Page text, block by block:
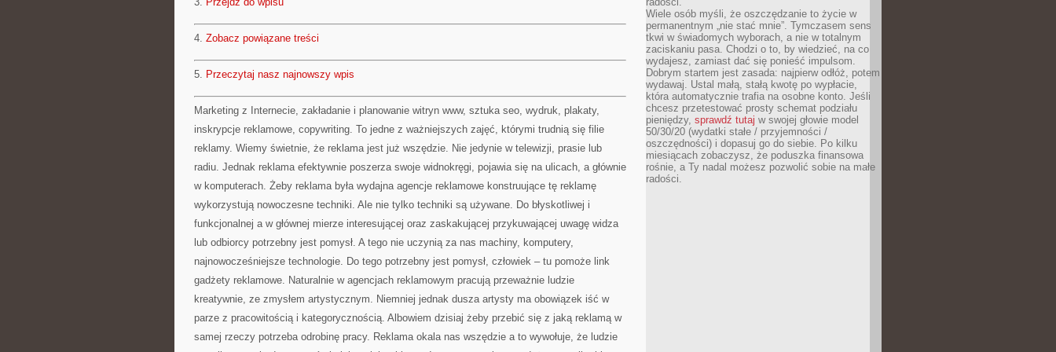
4. Zobacz powiązane treści
5. Przeczytaj nasz najnowszy wpis
Marketing z Internecie, zakładanie i planowanie witryn www, sztuka seo, wydruk, plakaty,
inskrypcje reklamowe, copywriting. To jedne z ważniejszych zajęć, którymi trudnią się filie
reklamy. Wiemy świetnie, że reklama jest już wszędzie. Nie jedynie w telewizji, prasie lub
radiu. Jednak reklama efektywnie poszerza swoje widnokręgi, pojawia się na ulicach, a głównie
w komputerach. Żeby reklama była wydajna agencje reklamowe konstruujące tę reklamę
wykorzystują nowoczesne techniki. Ale nie tylko techniki są używane. Do błyskotliwej i
funkcjonalnej a w głównej mierze interesującej oraz zaskakującej przykuwającej uwagę widza
lub odbiorcy potrzebny jest pomysł. A tego nie uczynią za nas machiny, komputery,
najnowocześniejsze technologie. Do tego potrzebny jest pomysł, człowiek – tu pomoże link
gadżety reklamowe. Naturalnie w agencjach reklamowym pracują przeważnie ludzie
kreatywnie, ze zmysłem artystycznym. Niemniej jednak dusza artysty ma obowiązek iść w
parze z pracowitością i kategorycznością. Albowiem dzisiaj żeby przebić się z jaką reklamą w
samej rzeczy potrzeba odrobinę pracy. Reklama okala nas wszędzie a to wywołuje, że ludzie
Wiele osób myśli, że oszczędzanie to życie w
permanentnym „nie stać mnie”. Tymczasem sens
tkwi w świadomych wyborach, a nie w totalnym
zaciskaniu pasa. Chodzi o to, by wiedzieć, na co
wydajesz, zamiast dać się ponieść impulsom.
Dobrym startem jest zasada: najpierw odłóż, potem
wydawaj. Ustal małą, stałą kwotę po wypłacie,
która automatycznie trafia na osobne konto. Jeśli
chcesz przetestować prosty schemat podziału
pieniędzy, sprawdź tutaj w swojej głowie model
50/30/20 (wydatki stałe / przyjemności /
oszczędności) i dopasuj go do siebie. Po kilku
miesiącach zobaczysz, że poduszka finansowa
rośnie, a Ty nadal możesz pozwolić sobie na małe
radości.